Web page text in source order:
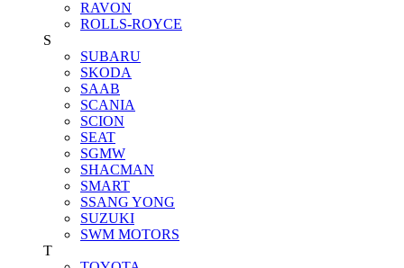
RAVON
ROLLS-ROYCE
S
SUBARU
SKODA
SAAB
SCANIA
SCION
SEAT
SGMW
SHACMAN
SMART
SSANG YONG
SUZUKI
SWM MOTORS
T